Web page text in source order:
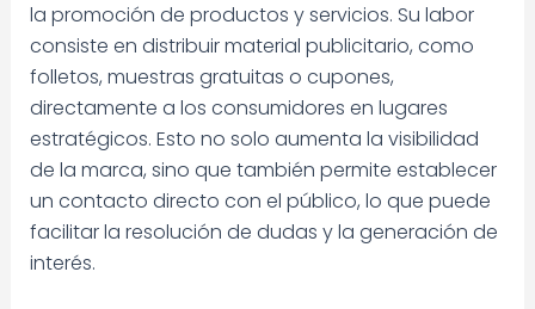
la promoción de productos y servicios. Su labor
consiste en distribuir material publicitario, como
folletos, muestras gratuitas o cupones,
directamente a los consumidores en lugares
estratégicos. Esto no solo aumenta la visibilidad
de la marca, sino que también permite establecer
un contacto directo con el público, lo que puede
facilitar la resolución de dudas y la generación de
interés.